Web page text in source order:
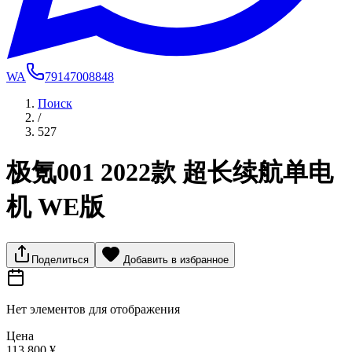
WA
79147008848
Поиск
/
527
极氪001 2022款 超长续航单电
机 WE版
Поделиться Добавить в избранное
Нет элементов для отображения
Цена